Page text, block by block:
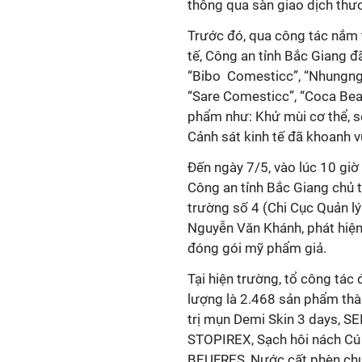
thông qua sàn giao dịch
Trước đó, qua công tác
tế, Công an tỉnh Bắc Giang
“Bibo Comesticc”,
“Sare Comesticc”, “Coca
phẩm như: Khử mùi cơ thể,
Cảnh sát kinh tế đã khoanh
Đến ngày 7/5, vào lúc 10
Công an tỉnh Bắc Giang
trường số 4 (Chi Cục Quản
Nguyễn Văn Khánh, phát
đóng gói mỹ phẩm giả.
Tại hiện trường, tổ công tác
lượng là 2.468 sản phẩm
trị mụn Demi Skin 3 days,
STOPIREX, Sạch hôi nách